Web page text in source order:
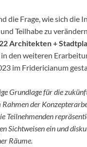
die Frage, wie sich die
Teilhabe zu
Architekten +
den weiteren
im Fridericianum
Grundlage für die
der
Teilnehmenden
Sichtweisen ein und
Räume.